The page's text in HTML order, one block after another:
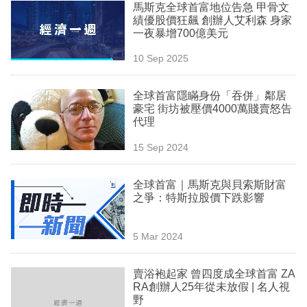
商
業
科
技
職
場
生
時
事
欄
馬斯克全球首富地位告急 甲骨文
績優股價狂飆 創辦人艾利森 身家
一夜暴增700億美元
10 Sep 2025
全球首富隱瞞身份「吞併」鄰居
豪宅 街坊被壓價4000萬賤賣怒告
代理
15 Sep 2024
全球首富｜馬斯克與貝索斯財富
之爭：特斯拉股價下跌影響
5 Mar 2024
賣浴袍起家 曾四度成全球首富 ZA
RA創辦人25年從未放假 | 名人視
野